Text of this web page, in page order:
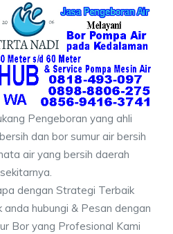
Pengeboran yang ahli
dan bor sumur air bersih
air yang bersih daerah
dengan Strategi Terbaik
hubungi & Pesan dengan
Bor yang Profesional Kami